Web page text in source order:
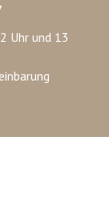
Uhr und 13